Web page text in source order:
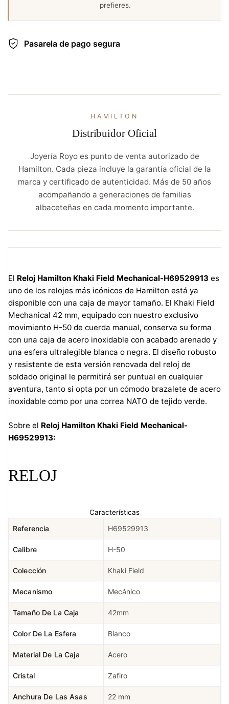
prefieres.
Pasarela de pago segura
HAMILTON
Distribuidor Oficial
Joyería Royo es punto de venta autorizado de
Hamilton. Cada pieza incluye la garantía oficial de la
marca y certificado de autenticidad. Más de 50 años
acompañando a generaciones de familias
albaceteñas en cada momento importante.
El Reloj Hamilton Khaki Field Mechanical-H69529913 es
uno de los relojes más icónicos de Hamilton está ya
disponible con una caja de mayor tamaño. El Khaki Field
Mechanical 42 mm, equipado con nuestro exclusivo
movimiento H-50 de cuerda manual, conserva su forma
con una caja de acero inoxidable con acabado arenado y
una esfera ultralegible blanca o negra. El diseño robusto
y resistente de esta versión renovada del reloj de
soldado original le permitirá ser puntual en cualquier
aventura, tanto si opta por un cómodo brazalete de acero
inoxidable como por una correa NATO de tejido verde.
Sobre el Reloj Hamilton Khaki Field Mechanical-
H69529913:
RELOJ
Características
Referencia H69529913
Calibre H-50
Colección Khaki Field
Mecanismo Mecánico
Tamaño De La Caja 42mm
Color De La Esfera Blanco
Material De La Caja Acero
Cristal Zafiro
Anchura De Las Asas 22 mm